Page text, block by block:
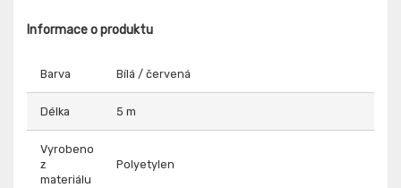
Informace o produktu
Barva Bílá / červená
Délka 5 m
Vyrobeno
z
materiálu
Polyetylen